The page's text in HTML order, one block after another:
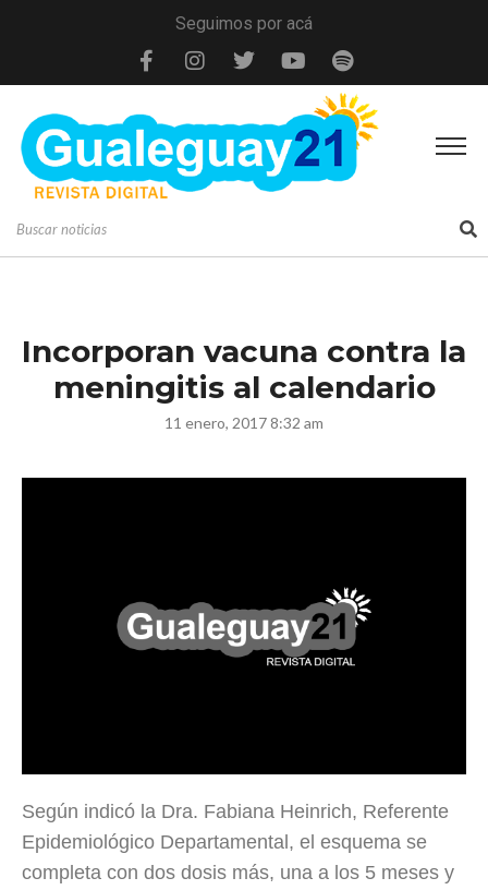
Seguimos por acá
Incorporan vacuna contra la
meningitis al calendario
11 enero, 2017 8:32 am
Según indicó la Dra. Fabiana Heinrich, Referente
Epidemiológico Departamental, el esquema se
completa con dos dosis más, una a los 5 meses y